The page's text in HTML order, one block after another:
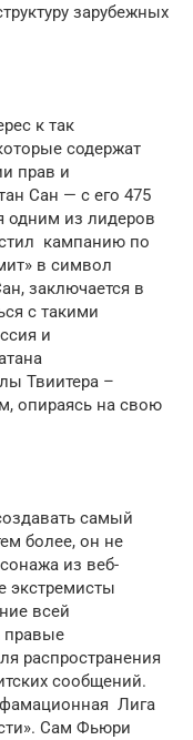
зарубежных
к так
содержат
прав и
Сан — с его 475
одним из лидеров
кампанию по
в символ
заключается в
с такими
и
Твиитера –
опираясь на свою
самый
более, он не
из веб-
экстремисты
всей
правые
распространения
сообщений.
Лига
Сам Фьюри